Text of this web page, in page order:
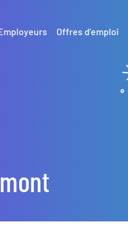
Offres d’emploi